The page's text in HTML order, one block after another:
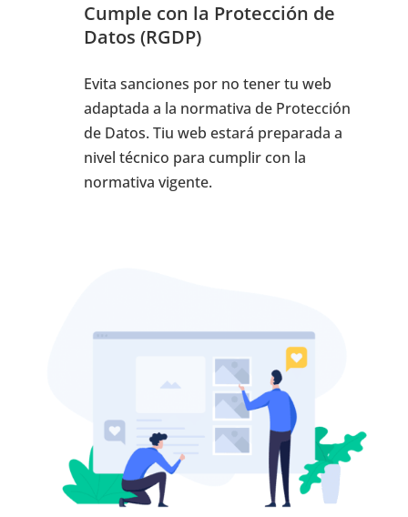
Cumple con la Protección de
Datos (RGDP)
Evita sanciones por no tener tu web
adaptada a la normativa de Protección
de Datos. Tiu web estará preparada a
nivel técnico para cumplir con la
normativa vigente.